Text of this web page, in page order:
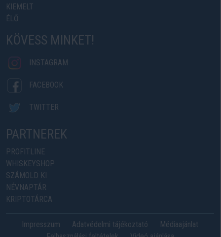
KIEMELT
ÉLŐ
KÖVESS MINKET!
INSTAGRAM
FACEBOOK
TWITTER
PARTNEREK
PROFITLINE
WHISKEYSHOP
SZÁMOLD KI
NÉVNAPTÁR
KRIPTOTÁRCA
Impresszum Adatvédelmi tájékoztató
Médiaajánlat